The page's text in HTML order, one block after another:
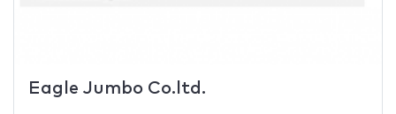
Eagle Jumbo Co.ltd.